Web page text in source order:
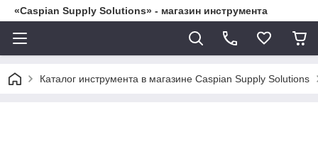
«Caspian Supply Solutions» - магазин инструмента
Каталог инструмента в магазине Caspian Supply Solutions